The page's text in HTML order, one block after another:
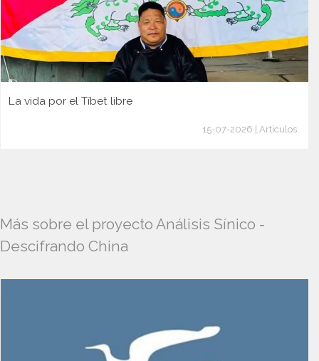
La vida por el Tíbet libre
15-07-2026 | Artículos
Más sobre el proyecto Análisis Sínico -
Descifrando China